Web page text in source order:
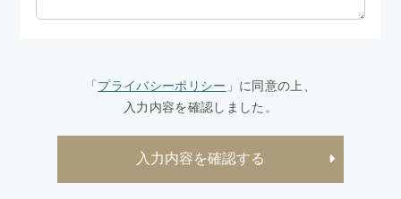
「 プライバシーポリシー 」に同意の上、
入力内容を確認しました。